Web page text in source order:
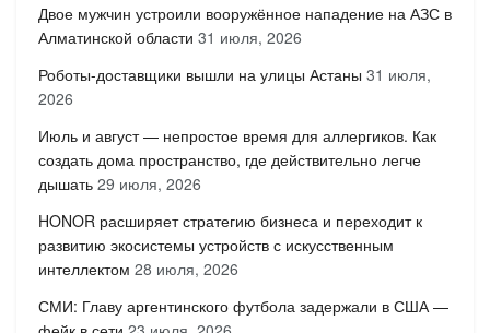
Двое мужчин устроили вооружённое нападение на АЗС в
Алматинской области 31 июля, 2026
Роботы-доставщики вышли на улицы Астаны 31 июля,
2026
Июль и август — непростое время для аллергиков. Как
создать дома пространство, где действительно легче
дышать 29 июля, 2026
HONOR расширяет стратегию бизнеса и переходит к
развитию экосистемы устройств с искусственным
интеллектом 28 июля, 2026
СМИ: Главу аргентинского футбола задержали в США —